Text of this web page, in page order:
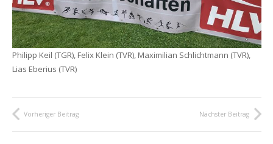
Philipp Keil (TGR), Felix Klein (TVR), Maximilian Schlichtmann (TVR),
Lias Eberius (TVR)
Vorheriger Beitrag Nächster Beitrag